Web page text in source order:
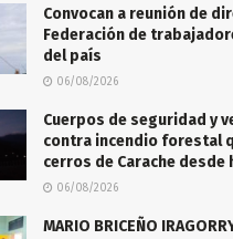
Convocan a reunión de
Federación de
del país
06/08/2026
Cuerpos de seguridad y
contra incendio forestal
cerros de Carache desde
06/08/2026
MARIO BRICEÑO